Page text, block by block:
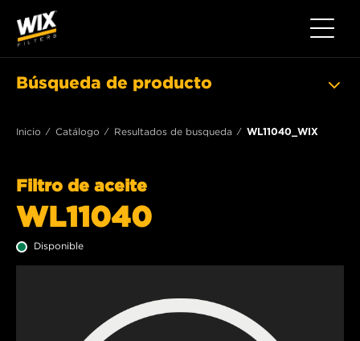
Toggle
Búsqueda de producto
Inicio Catálogo Resultados de busqueda WL11040_WIX
Filtro de aceite
WL11040
Disponible